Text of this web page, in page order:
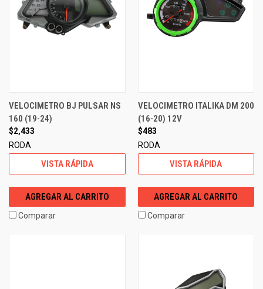
VELOCIMETRO BJ PULSAR NS
160 (19-24)
$2,433
RODA
VISTA RÁPIDA
AGREGAR AL CARRITO
Comparar
VELOCIMETRO ITALIKA DM 200
(16-20) 12V
$483
RODA
VISTA RÁPIDA
AGREGAR AL CARRITO
Comparar